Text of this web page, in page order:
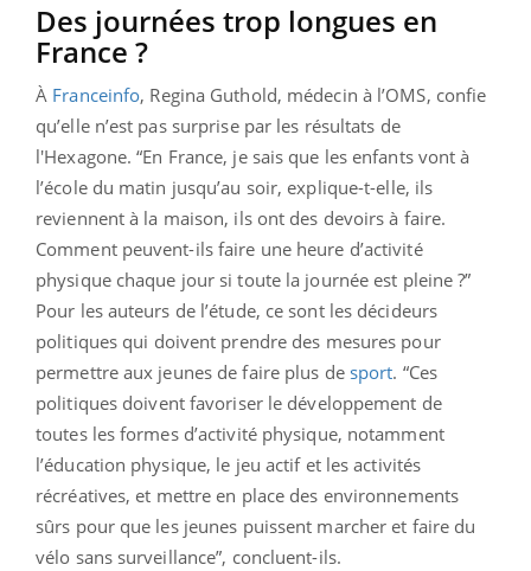
Des journées trop longues en
France ?
À Franceinfo, Regina Guthold, médecin à l’OMS, confie
qu’elle n’est pas surprise par les résultats de
l'Hexagone. “En France, je sais que les enfants vont à
l’école du matin jusqu’au soir, explique-t-elle, ils
reviennent à la maison, ils ont des devoirs à faire.
Comment peuvent-ils faire une heure d’activité
physique chaque jour si toute la journée est pleine ?”
Pour les auteurs de l’étude, ce sont les décideurs
politiques qui doivent prendre des mesures pour
permettre aux jeunes de faire plus de sport. “Ces
politiques doivent favoriser le développement de
toutes les formes d’activité physique, notamment
l’éducation physique, le jeu actif et les activités
récréatives, et mettre en place des environnements
sûrs pour que les jeunes puissent marcher et faire du
vélo sans surveillance”, concluent-ils.